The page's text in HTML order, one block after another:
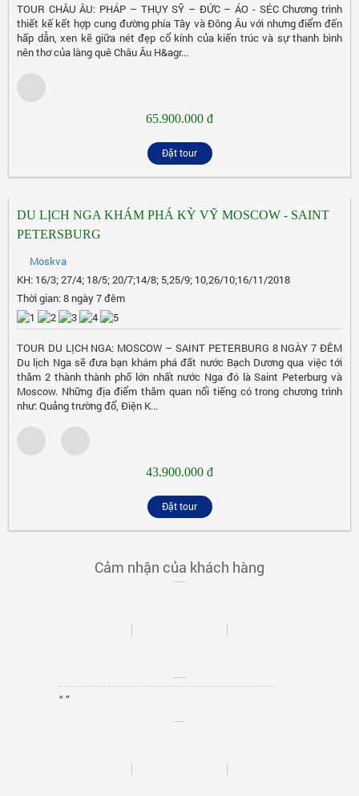
TOUR CHÂU ÂU: PHÁP – THỤY SỸ – ĐỨC – ÁO - SÉC Chương trình
thiết kế kết hợp cung đường phía Tây và Đông Âu với nhưng điểm đến
hấp dẫn, xen kẽ giữa nét đẹp cổ kính của kiến trúc và sự thanh bình
nên thơ của làng quê Châu Âu H&agr...
65.900.000 đ
Đặt tour
DU LỊCH NGA KHÁM PHÁ KỲ VỸ MOSCOW - SAINT
PETERSBURG
Moskva
KH: 16/3; 27/4; 18/5; 20/7;14/8; 5,25/9; 10,26/10;16/11/2018
Thời gian: 8 ngày 7 đêm
TOUR DU LỊCH NGA: MOSCOW – SAINT PETERBURG 8 NGÀY 7 ĐÊM
Du lịch Nga sẽ đưa bạn khám phá đất nước Bạch Dương qua việc tới
thăm 2 thành thành phố lớn nhất nước Nga đó là Saint Peterburg và
Moscow. Những địa điểm thăm quan nổi tiếng có trong chương trình
như: Quảng trường đổ, Điện K...
43.900.000 đ
Đặt tour
Cảm nhận của khách hàng
“ ”